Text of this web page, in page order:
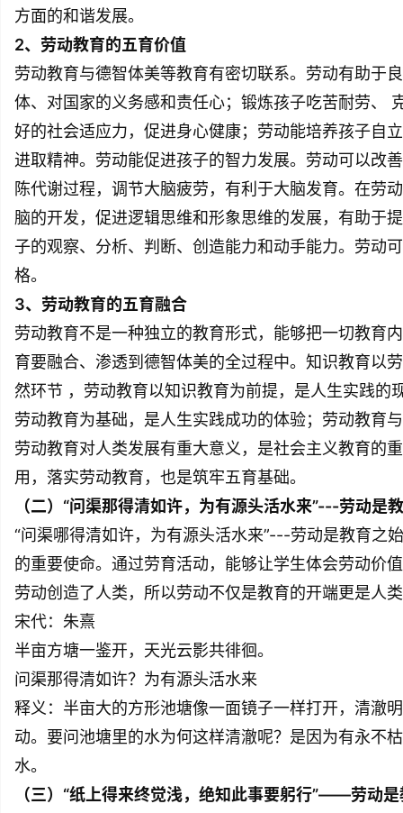
方面的和谐发展。
2、劳动教育的五育价值
劳动教育与德智体美等教育有密切联系。劳动有助于
体、对国家的义务感和责任心；锻炼孩子吃苦耐劳、
好的社会适应力，促进身心健康；劳动能培养孩子自
进取精神。劳动能促进孩子的智力发展。劳动可以改
陈代谢过程，调节大脑疲劳，有利于大脑发育。在劳
脑的开发，促进逻辑思维和形象思维的发展，有助于
子的观察、分析、判断、创造能力和动手能力。劳动
格。
3、劳动教育的五育融合
劳动教育不是一种独立的教育形式，能够把一切教育
育要融合、渗透到德智体美的全过程中。知识教育以
然环节 ，劳动教育以知识教育为前提，是人生实践的
劳动教育为基础，是人生实践成功的体验；劳动教育
劳动教育对人类发展有重大意义，是社会主义教育的
用，落实劳动教育，也是筑牢五育基础。
（二）“问渠那得清如许，为有源头活水来”---劳动是
“问渠哪得清如许，为有源头活水来”---劳动是教育之
的重要使命。通过劳育活动，能够让学生体会劳动价
劳动创造了人类，所以劳动不仅是教育的开端更是人
宋代：朱熹
半亩方塘一鉴开，天光云影共徘徊。
问渠那得清如许？为有源头活水来
释义：半亩大的方形池塘像一面镜子一样打开，清澈
动。要问池塘里的水为何这样清澈呢？是因为有永不
水。
（三）“纸上得来终觉浅，绝知此事要躬行”——劳动是